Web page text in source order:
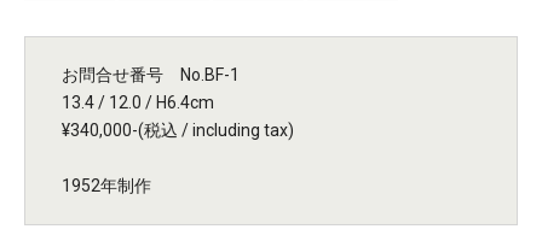
お問合せ番号 No.BF-1
13.4 / 12.0 / H6.4cm
¥340,000-(税込 / including tax)
1952年制作